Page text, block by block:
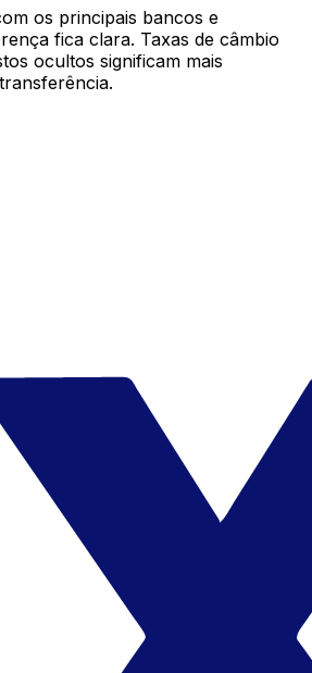
os principais bancos e
fica clara. Taxas de câmbio
ocultos significam mais